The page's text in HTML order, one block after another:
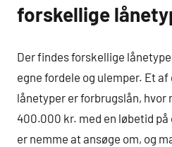
forskellige
Der findes forskellige
egne fordele og ulemper. Et
lånetyper er forbrugslån, hvor
400.000 kr. med en løbetid på
er nemme at ansøge om, og